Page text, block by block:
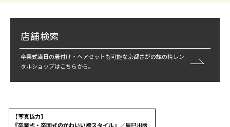
店舗検索
卒業式当日の着付け・ヘアセットも可能な京都さがの館の袴レン
タルショップはこちらから。
【写真協力】
『卒業式・卒園式のかわいい袴スタイル』／辰巳出版